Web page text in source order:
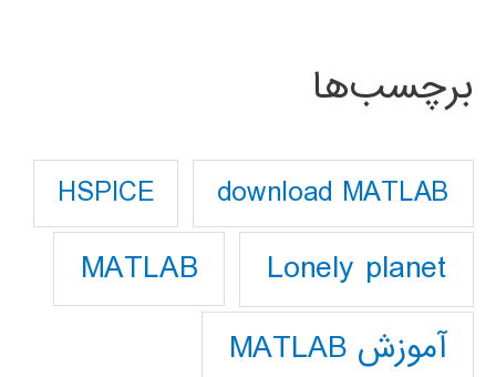
برچسب‌ها
download MATLAB
HSPICE
Lonely planet
MATLAB
آموزش MATLAB